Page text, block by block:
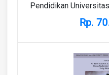
Pendidikan
Rp.